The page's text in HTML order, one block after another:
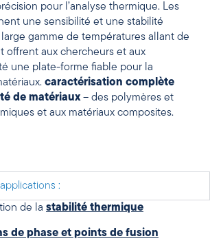
pour l’analyse thermique. Les
une sensibilité et une stabilité
gamme de températures allant de
offrent aux chercheurs et aux
une plate-forme fiable pour la
caractérisation complète
de matériaux– des polymères et
et aux matériaux composites.
:
de la stabilité thermique
de phase et points de fusion